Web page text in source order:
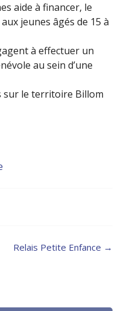
aide à financer, le
jeunes âgés de 15 à
à effectuer un
au sein d’une
sur le territoire Billom
Relais Petite Enfance →